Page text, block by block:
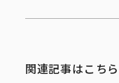
関連記事はこちら